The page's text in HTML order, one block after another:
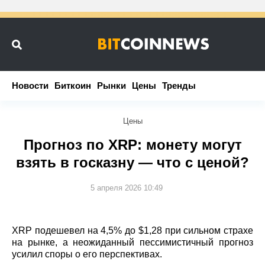
Новости Биткоин Рынки Цены Тренды
Новости Биткоин Рынки Цены Тренды
Цены
Прогноз по XRP: монету могут
взять в госказну — что с ценой?
5 апреля 2026 10:49
XRP подешевел на 4,5% до $1,28 при сильном страхе
на рынке, а неожиданный пессимистичный прогноз
усилил споры о его перспективах.